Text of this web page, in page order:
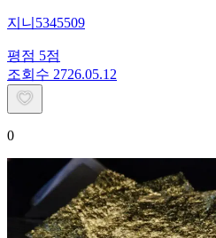
지니5345509
평점 5점
조회수 2726.05.12
0